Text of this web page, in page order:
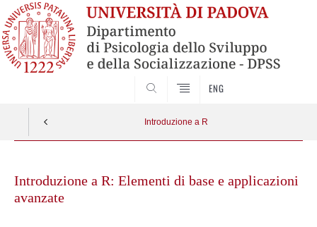
ENG
Introduzione a R
contenuto
Introduzione a R: Elementi di base e applicazioni
avanzate